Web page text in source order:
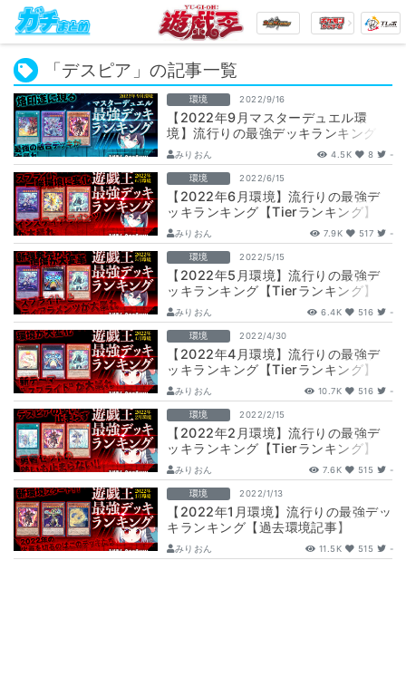
「デスピア」の記事一覧
環境 2022/9/16
【2022年9月マスターデュエル環
境】流行りの最強デッキランキング
【Tierランキング】
みりおん 4.5K 8 -
環境 2022/6/15
【2022年6月環境】流行りの最強デ
ッキランキング【Tierランキング】
みりおん 7.9K 517 -
環境 2022/5/15
【2022年5月環境】流行りの最強デ
ッキランキング【Tierランキング】
みりおん 6.4K 516 -
環境 2022/4/30
【2022年4月環境】流行りの最強デ
ッキランキング【Tierランキング】
みりおん 10.7K 516 -
環境 2022/2/15
【2022年2月環境】流行りの最強デ
ッキランキング【Tierランキング】
みりおん 7.6K 515 -
環境 2022/1/13
【2022年1月環境】流行りの最強デッ
キランキング【過去環境記事】
みりおん 11.5K 515 -